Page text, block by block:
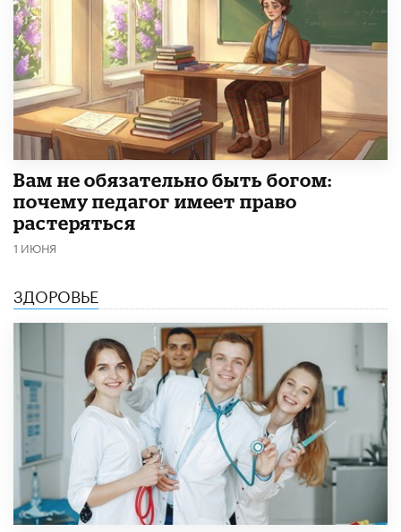
​Вам не обязательно быть богом:
почему педагог имеет право
растеряться
1 ИЮНЯ
ЗДОРОВЬЕ